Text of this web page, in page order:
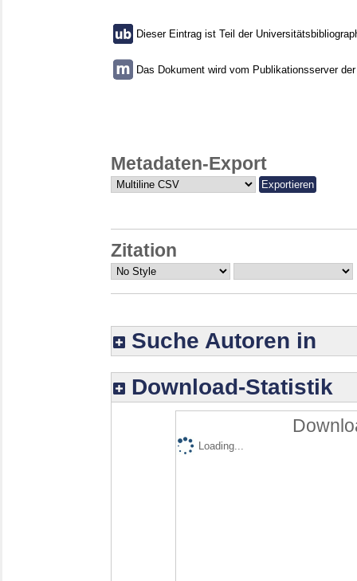
Dieser Eintrag ist Teil der
Das Dokument wird vom Publikationsserver
Metadaten-Export
Zitation
Suche Autoren in
Download-Statistik
Loading...